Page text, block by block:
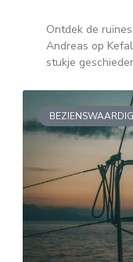
Ontdek de
Andreas op
stukje